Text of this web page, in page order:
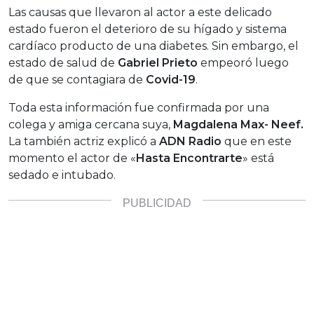
Las causas que llevaron al actor a este delicado
estado fueron el deterioro de su hígado y sistema
cardíaco producto de una diabetes. Sin embargo, el
estado de salud de Gabriel Prieto empeoró luego
de que se contagiara de Covid-19.
Toda esta información fue confirmada por una
colega y amiga cercana suya, Magdalena Max- Neef.
La también actriz explicó a ADN Radio que en este
momento el actor de « Hasta Encontrarte» está
sedado e intubado.